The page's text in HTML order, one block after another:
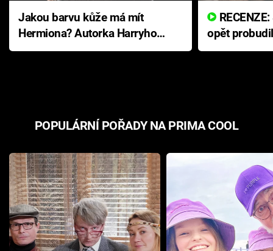
Jakou barvu kůže má mít
Hermiona? Autorka Harryho
Pottera přišla s ráznou
opět
přichází s
POPULÁRNÍ POŘADY NA PRIMA COOL